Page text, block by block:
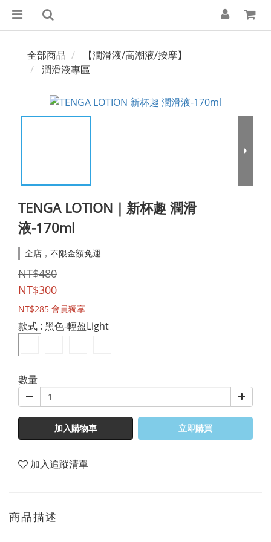
全部商品
【潤滑液/高潮液/按摩】
潤滑液專區
TENGA LOTION｜新杯趣 潤滑
液-170ml
全店，不限金額免運
NT$480
NT$300
NT$285 會員獨享
款式 : 黑色-輕盈Light
數量
加入購物車 立即購買
加入追蹤清單
商品描述